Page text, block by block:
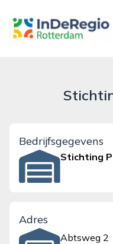
inderegiorotterdam.nl
Bedrijfsgegevens
Stichting
Adres
Abtsweg 2